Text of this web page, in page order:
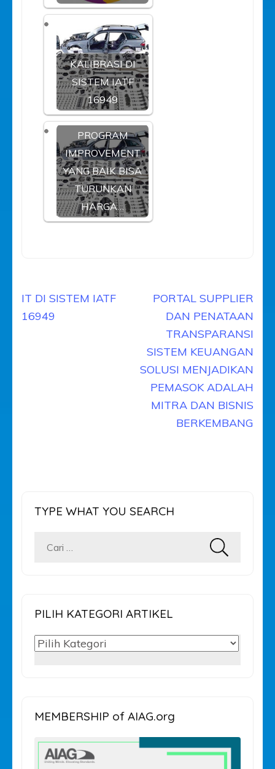
KALIBRASI DI
SISTEM IATF
16949
PROGRAM
IMPROVEMENT
YANG BAIK BISA
TURUNKAN
HARGA…
Navigasi
pos
IT DI SISTEM IATF
16949
PORTAL SUPPLIER
DAN PENATAAN
TRANSPARANSI
SISTEM KEUANGAN
SOLUSI MENJADIKAN
PEMASOK ADALAH
MITRA DAN BISNIS
BERKEMBANG
TYPE WHAT YOU SEARCH
Cari
PILIH KATEGORI ARTIKEL
PILIH
MEMBERSHIP of AIAG.org